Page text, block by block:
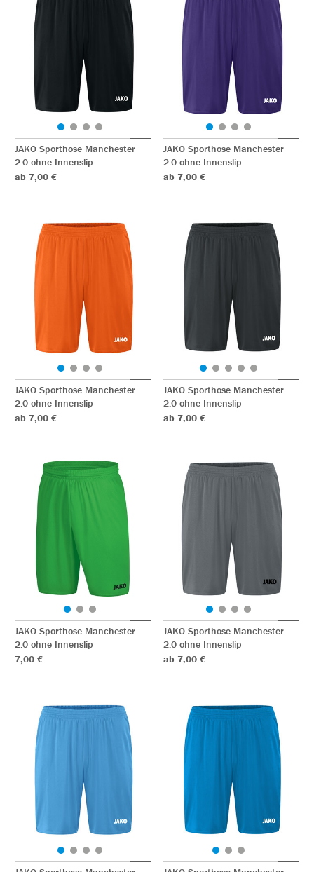
JAKO Sporthose Manchester
2.0 ohne Innenslip
ab 7,00 €
JAKO Sporthose Manchester
2.0 ohne Innenslip
ab 7,00 €
JAKO Sporthose Manchester
2.0 ohne Innenslip
ab 7,00 €
JAKO Sporthose Manchester
2.0 ohne Innenslip
ab 7,00 €
JAKO Sporthose Manchester
2.0 ohne Innenslip
7,00 €
JAKO Sporthose Manchester
2.0 ohne Innenslip
ab 7,00 €